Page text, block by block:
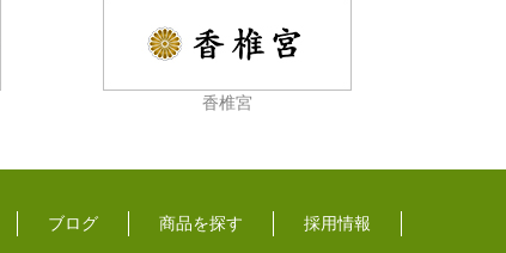
香椎宮
ブログ 商品を探す 採用情報